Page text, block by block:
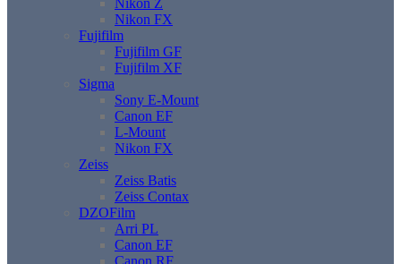
Nikon Z
Nikon FX
Fujifilm
Fujifilm GF
Fujifilm XF
Sigma
Sony E-Mount
Canon EF
L-Mount
Nikon FX
Zeiss
Zeiss Batis
Zeiss Contax
DZOFilm
Arri PL
Canon EF
Canon RF